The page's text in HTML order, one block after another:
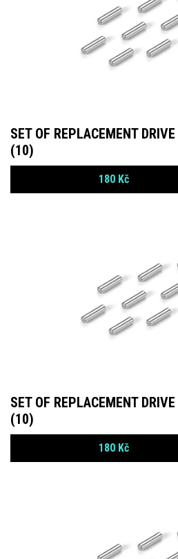
SET OF REPLACEMENT
(10)
180 Kč
SET OF REPLACEMENT
(10)
180 Kč